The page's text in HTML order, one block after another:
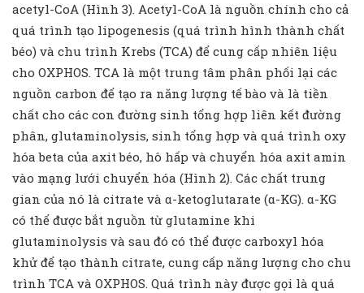
acetyl-CoA (Hình 3). Acetyl-CoA là nguồn chính cho cả
quá trình tạo lipogenesis (quá trình hình thành chất
béo) và chu trình Krebs (TCA) để cung cấp nhiên liệu
cho OXPHOS. TCA là một trung tâm phân phối lại các
nguồn carbon để tạo ra năng lượng tế bào và là tiền
chất cho các con đường sinh tổng hợp liên kết đường
phân, glutaminolysis, sinh tổng hợp và quá trình oxy
hóa beta của axit béo, hô hấp và chuyển hóa axit amin
vào mạng lưới chuyển hóa (Hình 2). Các chất trung
gian của nó là citrate và α-ketoglutarate (α-KG). α-KG
có thể được bắt nguồn từ glutamine khi
glutaminolysis và sau đó có thể được carboxyl hóa
khử để tạo thành citrate, cung cấp năng lượng cho chu
trình TCA và OXPHOS. Quá trình này được gọi là quá